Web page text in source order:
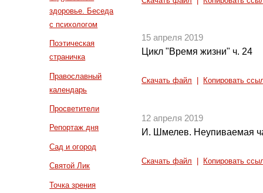
здоровье. Беседа
с психологом
Поэтическая
страничка
Православный
календарь
Просветители
Репортаж дня
Сад и огород
Святой Лик
Точка зрения
15 апреля 2019
Цикл "Время жизни" ч. 24
Скачать файл Копировать
12 апреля 2019
И. Шмелев. Неупиваемая
Скачать файл Копировать